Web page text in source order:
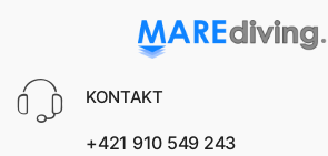
KONTAKT
+421 910 549 243